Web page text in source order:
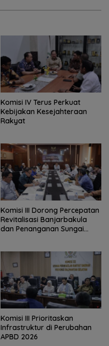
Komisi IV Terus Perkuat
Kebijakan Kesejahteraan
Rakyat
‎Komisi III Dorong Percepatan
Revitalisasi Banjarbakula
dan Penanganan Sungai
‎Komisi III Prioritaskan
Infrastruktur di Perubahan
APBD 2026